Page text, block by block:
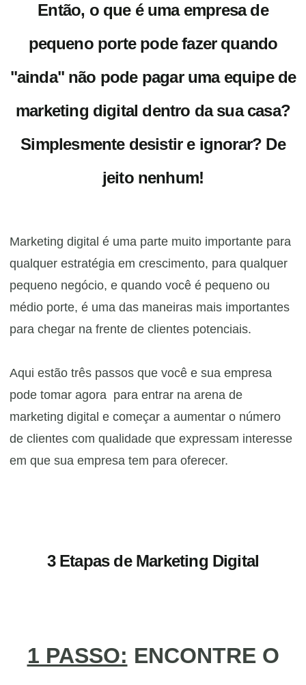
Então, o que é uma empresa de
pequeno porte pode fazer quando
"ainda" não pode pagar uma equipe de
marketing digital dentro da sua casa?
Simplesmente desistir e ignorar? De
jeito nenhum!
Marketing digital é uma parte muito importante para
qualquer estratégia em crescimento, para qualquer
pequeno negócio, e quando você é pequeno ou
médio porte, é uma das maneiras mais importantes
para chegar na frente de clientes potenciais.
Aqui estão três passos que você e sua empresa
pode tomar agora para entrar na arena de
marketing digital e começar a aumentar o número
de clientes com qualidade que expressam interesse
em que sua empresa tem para oferecer.
3 Etapas de Marketing Digital
1 PASSO: ENCONTRE O